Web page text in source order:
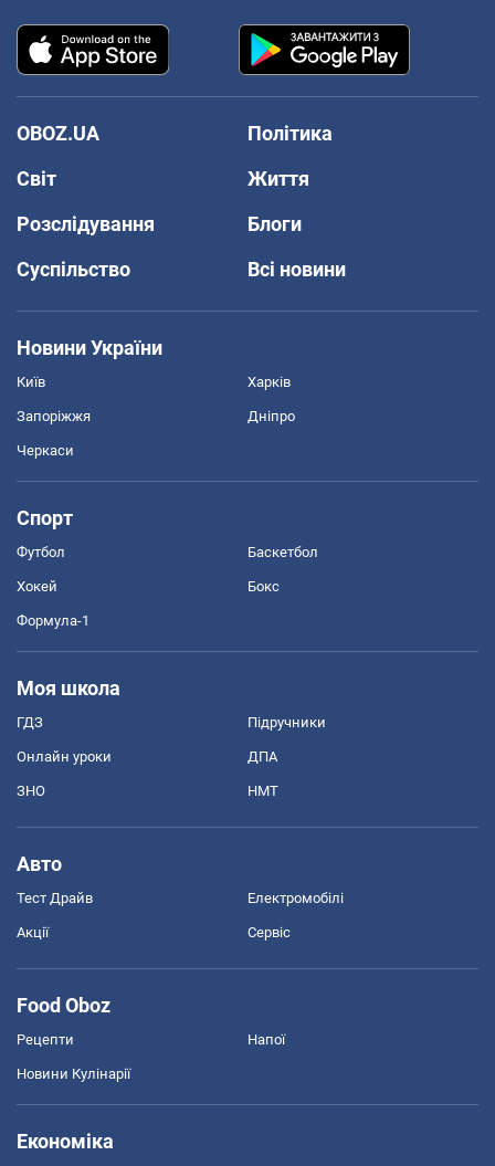
OBOZ.UA
Політика
Світ
Життя
Розслідування
Блоги
Суспільство
Всі новини
Новини України
Київ Харків
Запоріжжя Дніпро
Черкаси
Спорт
Футбол Баскетбол
Хокей Бокс
Формула-1
Моя школа
ГДЗ Підручники
Онлайн уроки ДПА
ЗНО НМТ
Авто
Тест Драйв Електромобілі
Акції Сервіс
Food Oboz
Рецепти Напої
Новини Кулінарії
Економіка